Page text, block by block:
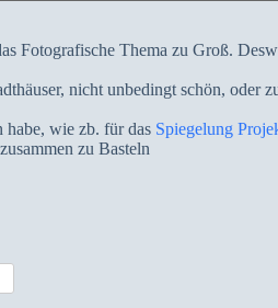
Fotografische Thema zu Groß.
nicht unbedingt schön, oder
habe, wie zb. für das Spiegelung
zu Basteln